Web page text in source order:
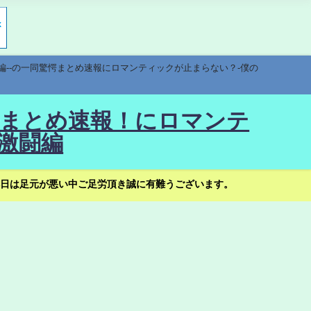
の一同驚愕まとめ速報にロマンティックが止まらない？-僕の
とめ速報！にロマンテ
闘編
足元が悪い中ご足労頂き誠に有難うございます。